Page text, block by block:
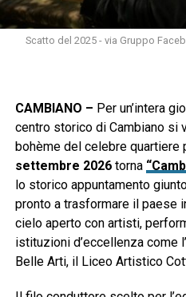
Scatto del 2025 - via Gruppo
CAMBIANO – Per un’intera
centro storico di Cambiano si
bohème del celebre quartiere
settembre 2026torna
lo storico appuntamento
pronto a trasformare il paese
cielo aperto con artisti,
istituzioni d’eccellenza come
Belle Arti, il Liceo Artistico